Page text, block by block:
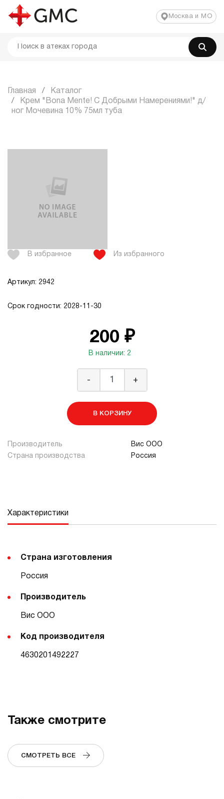
Москва и МО
Главная
Каталог
Крем "Bona Mente! С Добрыми Намерениями!" д/
ног Мочевина 10% 75мл туба
В избранное Из избранного
Артикул: 2942
Срок годности: 2028-11-30
200 ₽
В наличии: 2
- +
В КОРЗИНУ
Производитель
Вис ООО
Страна производства
Россия
Характеристики
Страна изготовления
Россия
Производитель
Вис ООО
Код производителя
4630201492227
Также смотрите
СМОТРЕТЬ ВСЕ